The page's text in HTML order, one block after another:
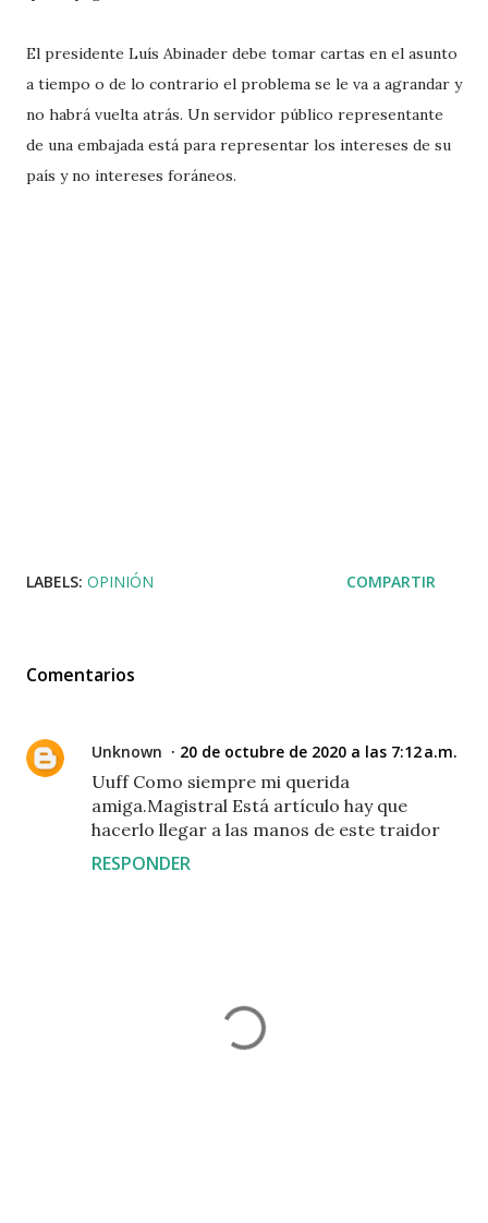
El presidente Luís Abinader debe tomar cartas en el asunto
a tiempo o de lo contrario el problema se le va a agrandar y
no habrá vuelta atrás. Un servidor público representante
de una embajada está para representar los intereses de su
país y no intereses foráneos.
LABELS: OPINIÓN COMPARTIR
Comentarios
Unknown 20 de octubre de 2020 a las 7:12 a.m.
Uuff Como siempre mi querida
amiga.Magistral Está artículo hay que
hacerlo llegar a las manos de este traidor
RESPONDER